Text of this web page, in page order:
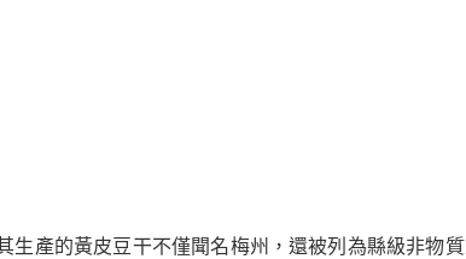
生產的黃皮豆干不僅聞名梅州，還被列為縣級非物